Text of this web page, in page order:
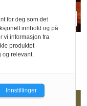
for deg som det
innhold og på
vi informasjon fra
produktet
og relevant.
Innstillinger